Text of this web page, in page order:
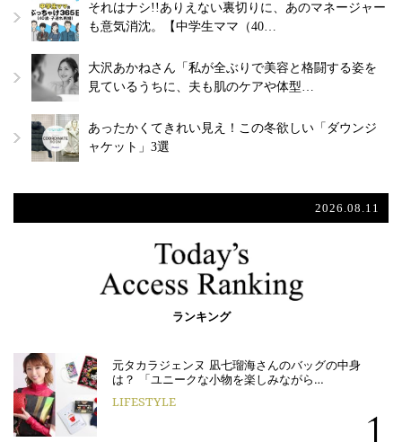
それはナシ!!ありえない裏切りに、あのマネージャー
も意気消沈。【中学生ママ（40…
大沢あかねさん「私が全ぶりで美容と格闘する姿を
見ているうちに、夫も肌のケアや体型…
あったかくてきれい見え！この冬欲しい「ダウンジ
ャケット」3選
2026.08.11
ランキング
元タカラジェンヌ 凪七瑠海さんのバッグの中身
は？ 「ユニークな小物を楽しみながら…
LIFESTYLE